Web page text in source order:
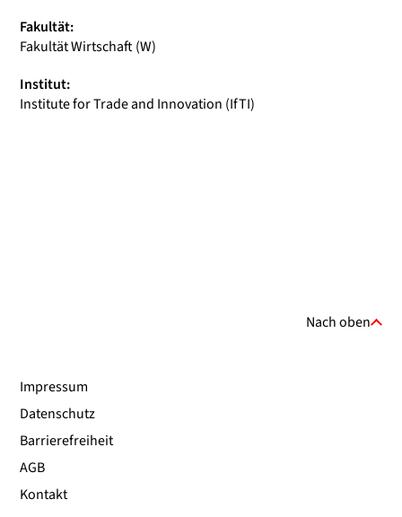
Fakultät:
Fakultät Wirtschaft (W)
Institut:
Institute for Trade and Innovation (IfTI)
Nach oben
Impressum
Datenschutz
Barrierefreiheit
AGB
Kontakt